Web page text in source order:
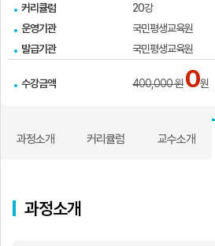
과정소개 커리큘럼 교수소개
과정소개
커리큘럼
20강
운영기관
국민평생교육원
발급기관
국민평생교육원
수강금액 400,000 원0원